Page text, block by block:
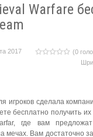
Warfare
2017 (0
игроков сделала
бесплатно получить
где вам
мечах. Вам достаточно